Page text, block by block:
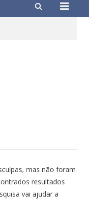
mas não foram
resultados
vai ajudar a